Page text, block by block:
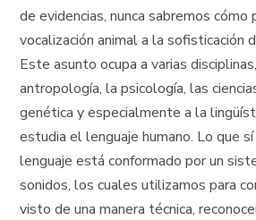
de evidencias, nunca sabremos cómo
vocalización animal a la sofisticación
Este asunto ocupa a varias
antropología, la psicología, las
genética y especialmente a la
estudia el lenguaje humano. Lo que
lenguaje está conformado por un
sonidos, los cuales utilizamos para
visto de una manera técnica,